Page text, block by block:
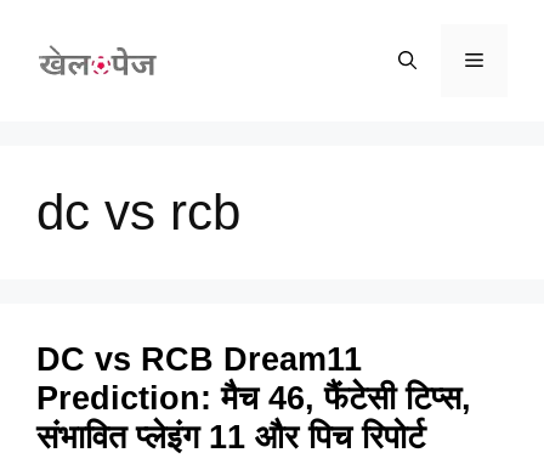
content
Menu
dc vs rcb
DC vs RCB Dream11
Prediction: मैच 46, फैंटेसी टिप्स,
संभावित प्लेइंग 11 और पिच रिपोर्ट